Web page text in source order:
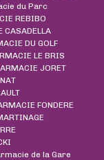
du Parc
REBIBO
CASADELLA
DU GOLF
LE BRIS
JORET
FONDERE
de la Gare